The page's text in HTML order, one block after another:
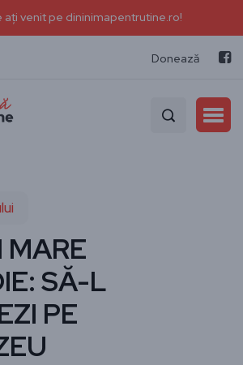
ați venit pe dininimapentrutine.ro!
Donează
MARE
SĂ-L
PE